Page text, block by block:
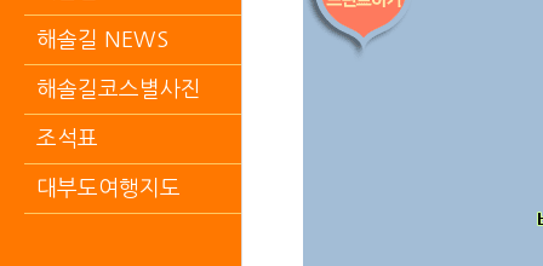
해솔길 NEWS
해솔길코스별사진
조석표
대부도여행지도